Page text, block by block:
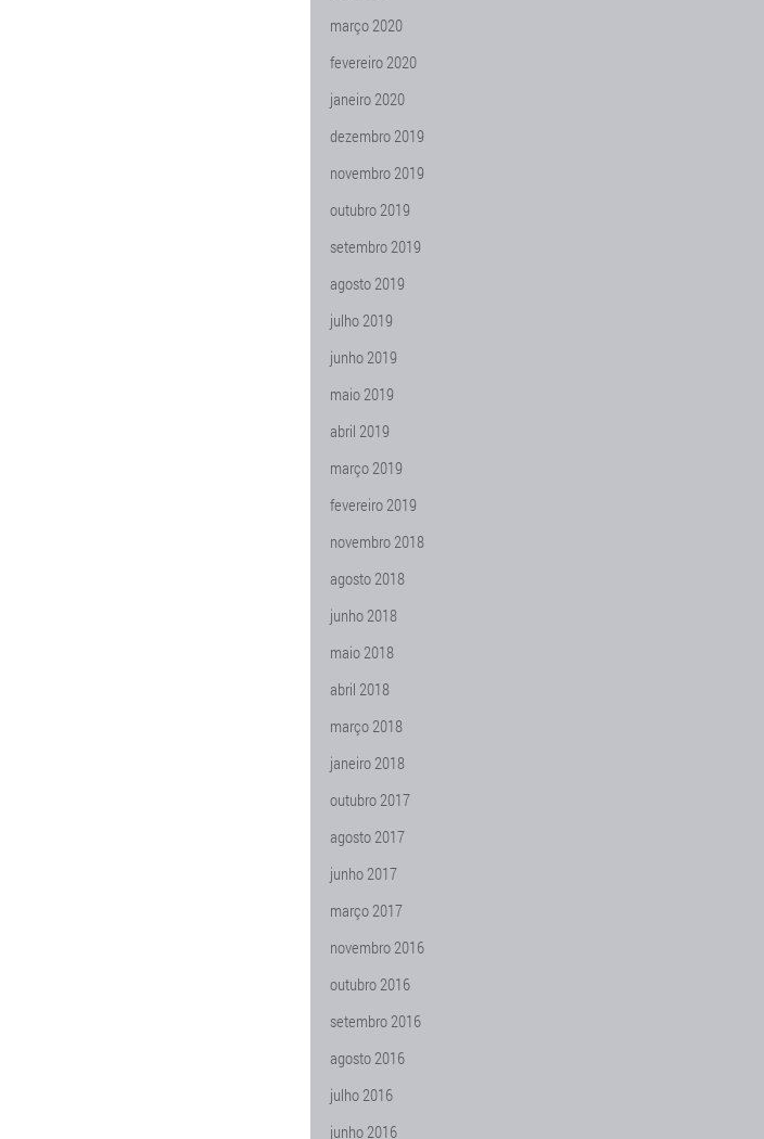
março 2020
fevereiro 2020
janeiro 2020
dezembro 2019
novembro 2019
outubro 2019
setembro 2019
agosto 2019
julho 2019
junho 2019
maio 2019
abril 2019
março 2019
fevereiro 2019
novembro 2018
agosto 2018
junho 2018
maio 2018
abril 2018
março 2018
janeiro 2018
outubro 2017
agosto 2017
junho 2017
março 2017
novembro 2016
outubro 2016
setembro 2016
agosto 2016
julho 2016
junho 2016